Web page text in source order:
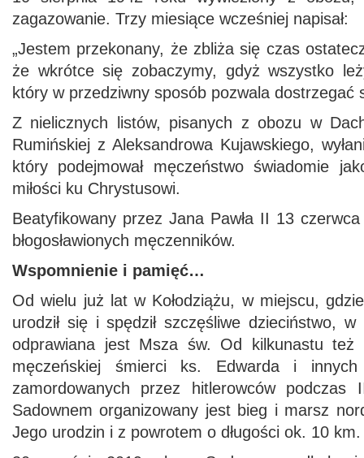
zagazowanie. Trzy miesiące wcześniej napisał:
„Jestem przekonany, że zbliża się czas
że wkrótce się zobaczymy, gdyż wszystko
który w przedziwny sposób pozwala dostrzegać
Z nielicznych listów, pisanych z obozu w
Rumińskiej z Aleksandrowa Kujawskiego,
który podejmował męczeństwo świadomie
miłości ku Chrystusowi.
Beatyfikowany przez Jana Pawła II 13
błogosławionych męczenników.
Wspomnienie i pamięć…
Od wielu już lat w Kołodziążu, w miejscu,
urodził się i spędził szczęśliwe dzieciństwo,
odprawiana jest Msza św. Od kilkunastu też
męczeńskiej śmierci ks. Edwarda i innych
zamordowanych przez hitlerowców
Sadownem organizowany jest bieg i marsz
Jego urodzin i z powrotem o długości ok. 10 km.